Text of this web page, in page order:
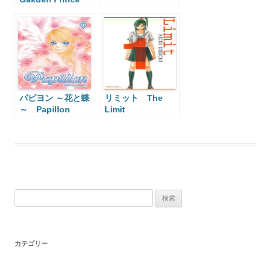
パピヨン ～花と蝶
～ Papillon
リミット The
Limit
カテゴリー